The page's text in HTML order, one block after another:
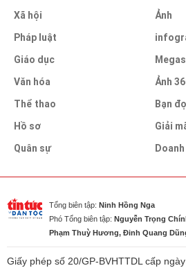
Xã hội
Pháp luật
Giáo dục
Văn hóa
Thể thao
Hồ sơ
Quân sự
Ảnh
Ảnh
Bạn
Giải
Tổng biên tập: Ninh Hồng Nga
Phó Tổng biên tập: Nguyễn Trọng
Phạm Thuỳ Hương, Đinh Quang
Giấy phép số 20/GP-BVHTTDL cấp